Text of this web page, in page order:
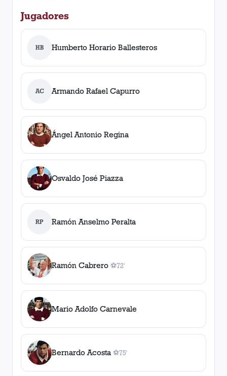
Jugadores
HB Humberto Horario Ballesteros
AC Armando Rafael Capurro
Ángel Antonio Regina
Osvaldo José Piazza
RP Ramón Anselmo Peralta
Ramón Cabrero ⚽
1gol
72'
Mario Adolfo Carnevale
Bernardo Acosta ⚽
1gol
75'